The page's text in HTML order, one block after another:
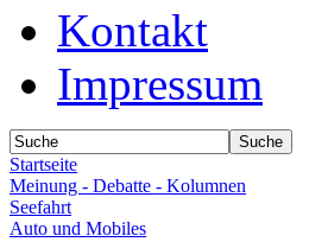
Kontakt
Impressum
Startseite
Meinung - Debatte - Kolumnen
Seefahrt
Auto und Mobiles